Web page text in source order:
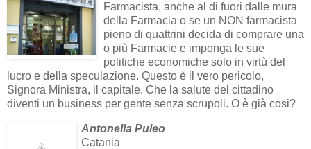
Farmacista, anche al di fuori dalle mura
della Farmacia o se un NON farmacista
pieno di quattrini decida di comprare una
o più Farmacie e imponga le sue
politiche economiche solo in virtù del
lucro e della speculazione. Questo è il vero pericolo,
Signora Ministra, il capitale. Che la salute del cittadino
diventi un business per gente senza scrupoli. O è già cosi?
Antonella Puleo
Catania